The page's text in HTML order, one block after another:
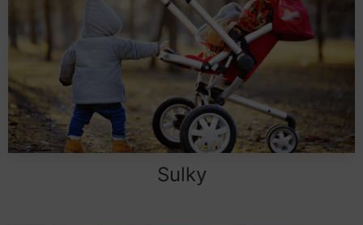
Sulky